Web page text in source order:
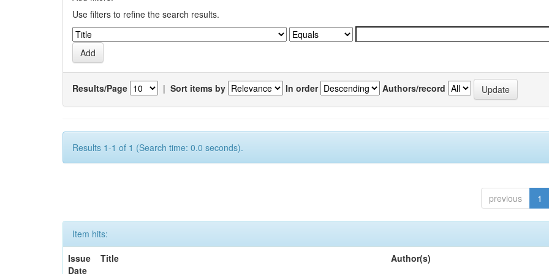
Use filters to refine the search results.
Results/Page | Sort items by In order Authors/record
Results 1-1 of 1 (Search time: 0.0 seconds).
previous 1
Item hits:
Issue
Date
Title Author(s)